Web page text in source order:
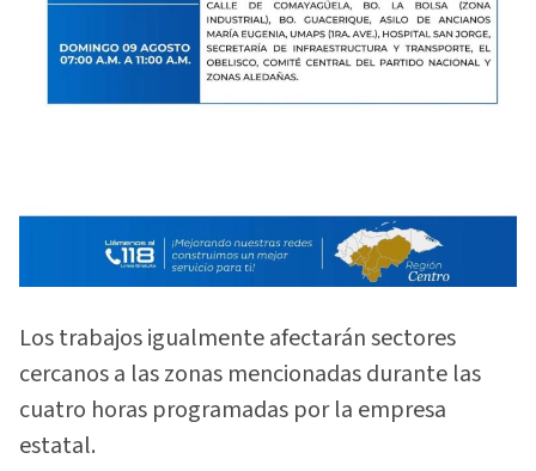
Los trabajos igualmente afectarán sectores
cercanos a las zonas mencionadas durante las
cuatro horas programadas por la empresa
estatal.